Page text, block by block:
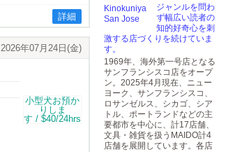
詳細
2026年07月24日(金)
ジャンルを問わ
ず幅広い読者の
知的好奇心を刺
激する店づくりを続けていま
す。
1969年、海外第一号店となる
サンフランシスコ店をオープ
ン。2025年4月現在、ニュー
ヨーク、サンフランシスコ、
ロサンゼルス、シカゴ、シア
トル、ポートランドなどの主
要都市を中心に、計17店舗、
文具・雑貨を扱うMAIDO計4
店舗を展開しています。各店